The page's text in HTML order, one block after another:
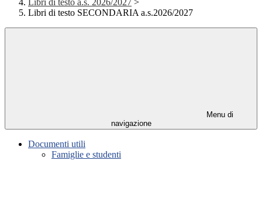
Libri di testo a.s. 2026/2027 >
Libri di testo SECONDARIA a.s.2026/2027
Menu di
navigazione
Documenti utili
Famiglie e studenti